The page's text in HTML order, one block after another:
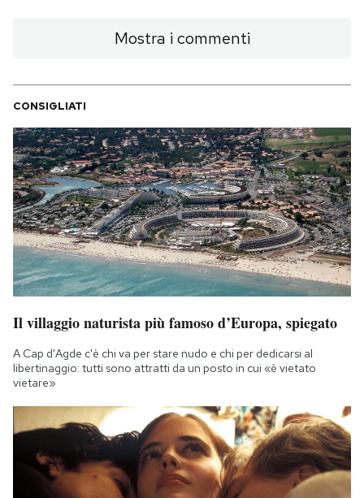
Mostra i commenti
CONSIGLIATI
Il villaggio naturista più famoso d’Europa, spiegato
A Cap d'Agde c'è chi va per stare nudo e chi per dedicarsi al
libertinaggio: tutti sono attratti da un posto in cui «è vietato
vietare»